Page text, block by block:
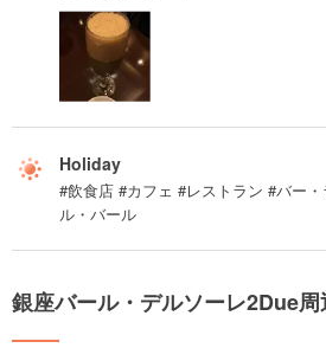
Holiday
#飲食店 #カフェ #レストラン #バー
ル・バール
銀座バール・デルソーレ2Due